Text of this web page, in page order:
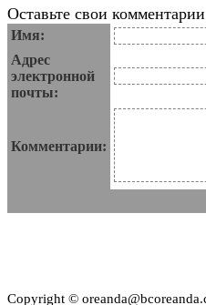
Оставьте свои комментарии
Имя:
Адрес
электронной
почты:
Комментарии:
Copyright ©